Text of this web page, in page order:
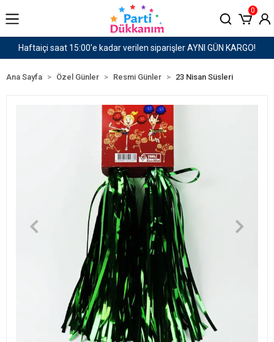
GÜN KARGO! 1500 TL ve Üzeri Kargo
0
Ana Sayfa Özel Günler Resmi Günler 23 Nisan Süsleri